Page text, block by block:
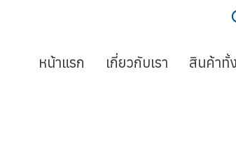
หน้าแรก เกี่ยวกับเรา สินค้าทั้